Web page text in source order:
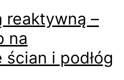
reaktywną –
na
i podłóg